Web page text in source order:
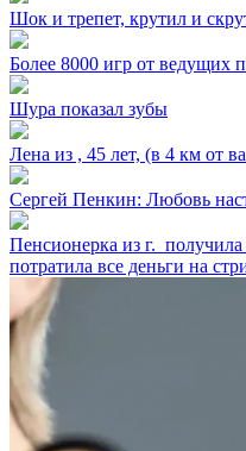
Шок и трепет, крутил и
Более 8000 игр от ведущих
Шура показал зубы
Лена из ⁣, 45 лет, (в 4 км от
Сергей Пенкин: Любовь
Пенсионерка из г.
потратила все деньги на